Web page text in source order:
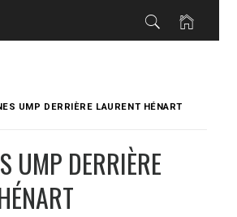
UMP DERRIÈRE LAURENT HÉNART
UMP DERRIÈRE